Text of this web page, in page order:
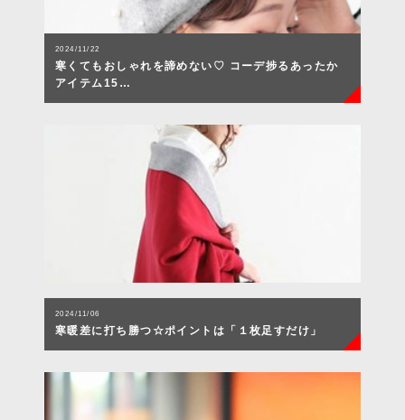
2024/11/22
寒くてもおしゃれを諦めない♡ コーデ捗るあったか
アイテム15…
2024/11/06
寒暖差に打ち勝つ☆ポイントは「１枚足すだけ」